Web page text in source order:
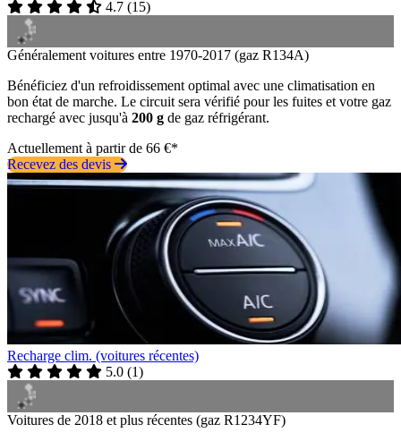
4.7 (15)
Généralement voitures entre 1970-2017 (gaz R134A)
Bénéficiez d'un refroidissement optimal avec une climatisation en
bon état de marche. Le circuit sera vérifié pour les fuites et votre gaz
rechargé avec jusqu'à 200 g de gaz réfrigérant.
Actuellement à partir de 66 €*
Recevez des devis
Recharge clim. (voitures récentes)
5.0 (1)
Voitures de 2018 et plus récentes (gaz R1234YF)